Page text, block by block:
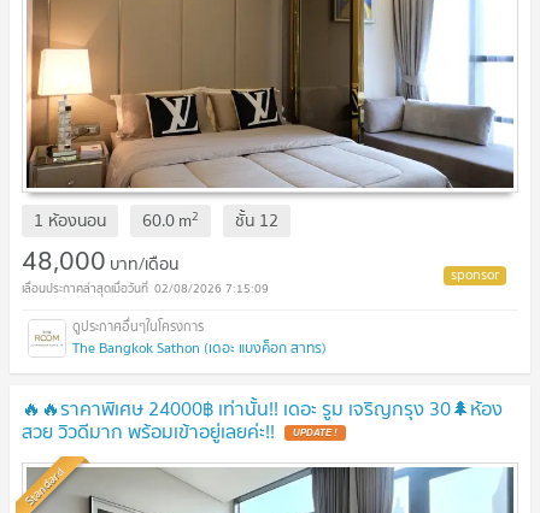
1 ห้องนอน 60.0m2 ชั้น 12
48,000 บาท/เดือน
02/08/2026 7:15:09
The Bangkok Sathon (เดอะ แบงค็อก สาทร)
🔥🔥ราคาพิเศษ 24000฿ เท่านั้น!! เดอะ รูม เจริญกรุง 30🌲ห้อง
สวย วิวดีมาก พร้อมเข้าอยู่เลยค่ะ!!
Standard